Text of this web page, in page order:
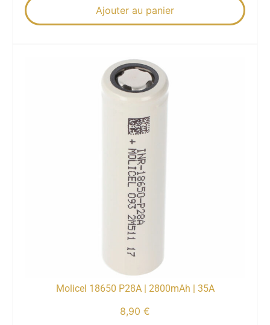
Ajouter au panier
Molicel 18650 P28A | 2800mAh | 35A
8,90 €